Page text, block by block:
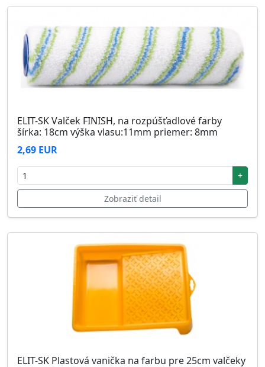
ELIT-SK Valček FINISH, na rozpúšťadlové farby
šírka: 18cm výška vlasu:11mm priemer: 8mm
2,69 EUR
+
Zobraziť detail
ELIT-SK Plastová vanička na farbu pre 25cm valčeky